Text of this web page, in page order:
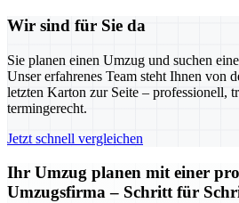
Wir sind für Sie da
Sie planen einen Umzug und suchen
Unser erfahrenes Team steht Ihnen von
letzten Karton zur Seite – professionell,
termingerecht.
Jetzt schnell vergleichen
Ihr Umzug planen mit einer
Umzugsfirma – Schritt für